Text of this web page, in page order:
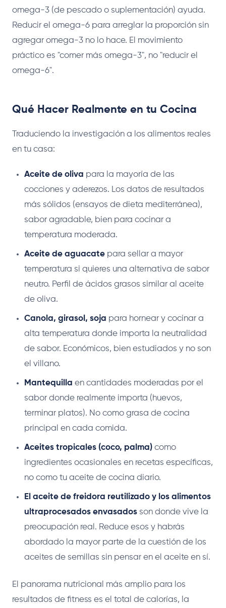
omega-3 (de pescado o suplementación) ayuda.
Reducir el omega-6 para arreglar la proporción sin
agregar omega-3 no lo hace. El movimiento
práctico es "comer más omega-3", no "reducir el
omega-6".
Qué Hacer Realmente en tu Cocina
Traduciendo la investigación a los alimentos reales
en tu casa:
Aceite de oliva para la mayoría de las
cocciones y aderezos. Los datos de resultados
más sólidos (ensayos de dieta mediterránea),
sabor agradable, bien para cocinar a
temperatura moderada.
Aceite de aguacate para sellar a mayor
temperatura si quieres una alternativa de sabor
neutro. Perfil de ácidos grasos similar al aceite
de oliva.
Canola, girasol, soja para hornear y cocinar a
alta temperatura donde importa la neutralidad
de sabor. Económicos, bien estudiados y no son
el villano.
Mantequilla en cantidades moderadas por el
sabor donde realmente importa (huevos,
terminar platos). No como grasa de cocina
principal en cada comida.
Aceites tropicales (coco, palma) como
ingredientes ocasionales en recetas específicas,
no como tu aceite de cocina diario.
El aceite de freidora reutilizado y los alimentos
ultraprocesados envasados son donde vive la
preocupación real. Reduce esos y habrás
abordado la mayor parte de la cuestión de los
aceites de semillas sin pensar en el aceite en sí.
El panorama nutricional más amplio para los
resultados de fitness es el total de calorías, la